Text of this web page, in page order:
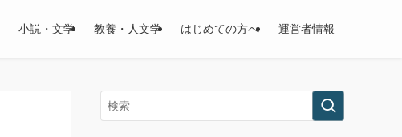
小説・文学 教養・人文学 はじめての方へ 運営者情報